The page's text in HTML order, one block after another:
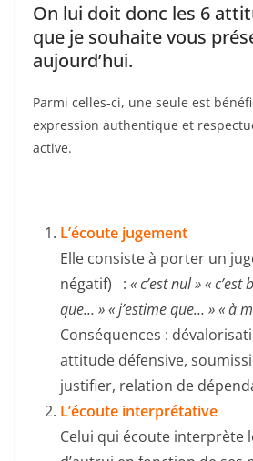
On lui doit donc les 6
que je souhaite vous
aujourd’hui.
Parmi celles-ci, une seule est
expression authentique et
active.
L’écoute jugement
Elle consiste à porter un
négatif) : « c’est nul » «
que… » « j’estime que… » « à
Conséquences :
attitude défensive,
justifier, relation de
L’écoute interprétative
Celui qui écoute interprète